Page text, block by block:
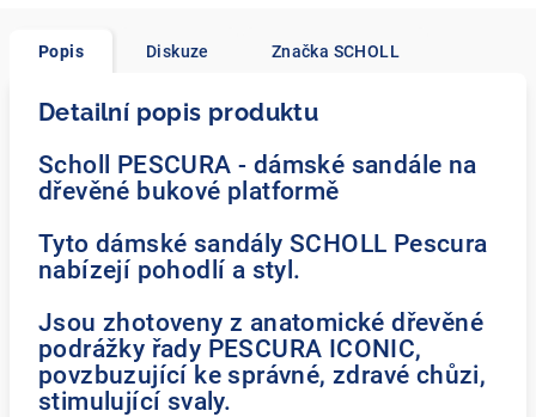
Popis Diskuze Značka SCHOLL
Detailní popis produktu
Scholl PESCURA - dámské sandále na
dřevěné bukové platformě
Tyto dámské sandály SCHOLL Pescura
nabízejí pohodlí a styl.
Jsou zhotoveny z anatomické dřevěné
podrážky řady PESCURA ICONIC,
povzbuzující ke správné, zdravé chůzi,
stimulující svaly.